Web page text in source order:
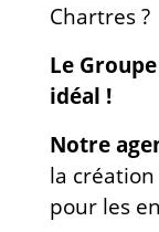
Chartres ?
Le
idéal !
Notre
la
pour les